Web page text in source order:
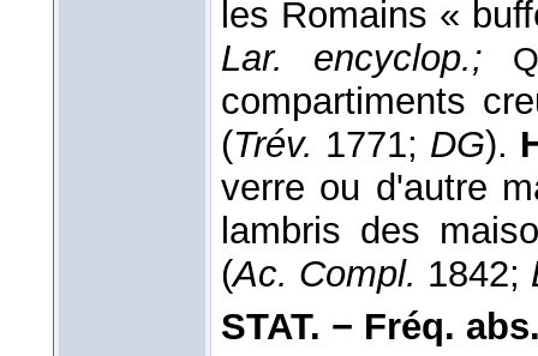
les Romains «
Lar. encyclop.;
compartiments
(Trév. 1771; DG).
verre ou d'autre
lambris des
(Ac. Compl. 1842;
STAT. − Fréq.